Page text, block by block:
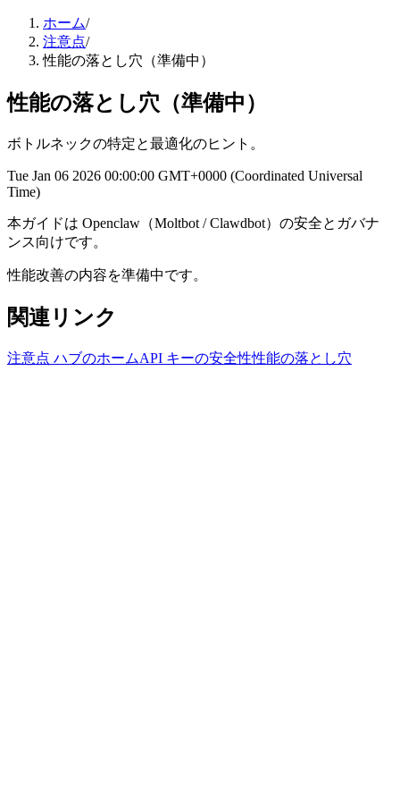
ホーム/
注意点/
性能の落とし穴（準備中）
性能の落とし穴（準備中）
ボトルネックの特定と最適化のヒント。
Tue Jan 06 2026 00:00:00 GMT+0000 (Coordinated Universal
Time)
本ガイドは Openclaw（Moltbot / Clawdbot）の安全とガバナ
ンス向けです。
性能改善の内容を準備中です。
関連リンク
注意点 ハブのホームAPI キーの安全性性能の落とし穴